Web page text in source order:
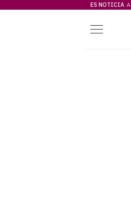
ES NOTICIA
Menú